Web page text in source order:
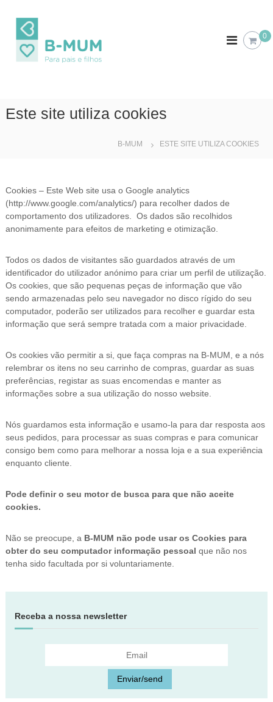
f
0
Este site utiliza cookies
B-MUM ESTE SITE UTILIZA COOKIES
Cookies – Este Web site usa o Google analytics
(http://www.google.com/analytics/) para recolher dados de
comportamento dos utilizadores. Os dados são recolhidos
anonimamente para efeitos de marketing e otimização.
Todos os dados de visitantes são guardados através de um
identificador do utilizador anónimo para criar um perfil de utilização.
Os cookies, que são pequenas peças de informação que vão
sendo armazenadas pelo seu navegador no disco rígido do seu
computador, poderão ser utilizados para recolher e guardar esta
informação que será sempre tratada com a maior privacidade.
Os cookies vão permitir a si, que faça compras na B-MUM, e a nós
relembrar os itens no seu carrinho de compras, guardar as suas
preferências, registar as suas encomendas e manter as
informações sobre a sua utilização do nosso website.
Nós guardamos esta informação e usamo-la para dar resposta aos
seus pedidos, para processar as suas compras e para comunicar
consigo bem como para melhorar a nossa loja e a sua experiência
enquanto cliente.
Pode definir o seu motor de busca para que não aceite
cookies.
Não se preocupe, aB-MUM não pode usar os Cookies para
obter do seu computador informação pessoal que não nos
tenha sido facultada por si voluntariamente.
Receba a nossa newsletter